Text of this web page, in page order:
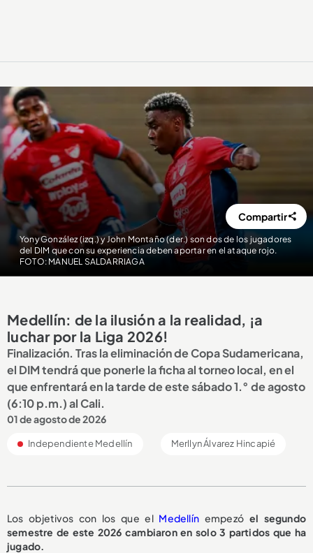
Yony González (izq.) y John Montaño (der.) son dos de los jugadores
del DIM que con su experiencia deben aportar en el ataque rojo.
FOTO: MANUEL SALDARRIAGA
Compartir
Medellín: de la ilusión a la realidad, ¡a
luchar por la Liga 2026!
Finalización. Tras la eliminación de Copa Sudamericana,
el DIM tendrá que ponerle la ficha al torneo local, en el
que enfrentará en la tarde de este sábado 1.° de agosto
(6:10 p.m.) al Cali.
01 de agosto de 2026
Independiente Medellín Merllyn Álvarez Hincapié
Los objetivos con los que el Medellín empezóel segundo
semestre de este 2026 cambiaron en solo 3 partidos que ha
jugado.